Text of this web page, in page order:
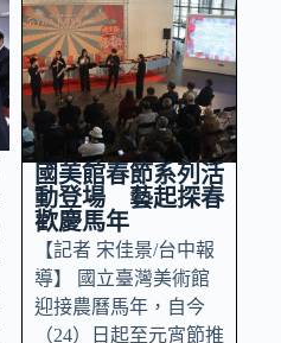
國美館春節系列活
動登場 藝起探春
歡慶馬年
【記者 宋佳景/台中報
導】 國立臺灣美術館
迎接農曆馬年，自今
（24）日起至元宵節推